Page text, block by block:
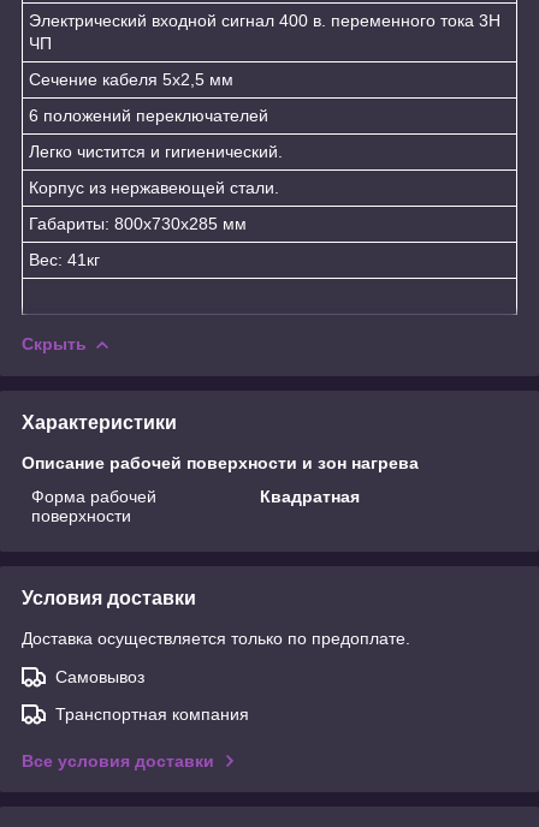
Электрический входной сигнал 400 в. переменного тока 3Н
ЧП
Сечение кабеля 5х2,5 мм
6 положений переключателей
Легко чистится и гигиенический.
Корпус из нержавеющей стали.
Габариты: 800x730x285 мм
Вес: 41кг
Скрыть
Характеристики
Описание рабочей поверхности и зон нагрева
Форма рабочей
поверхности
Квадратная
Условия доставки
Доставка осуществляется только по предоплате.
Самовывоз
Транспортная компания
Все условия доставки